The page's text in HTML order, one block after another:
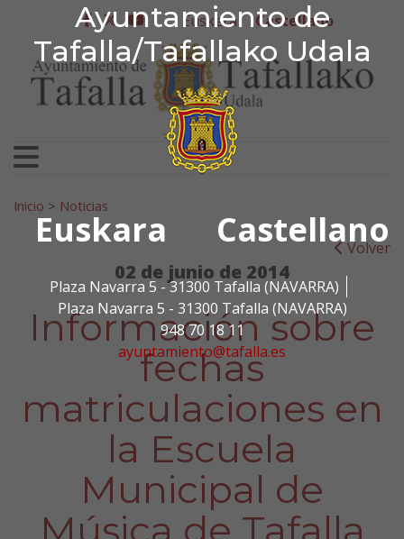
Ayuntamiento de
Tafalla/Tafallako Udala
Euskara Castellano
Plaza Navarra 5 - 31300 Tafalla (NAVARRA)
Plaza Navarra 5 - 31300 Tafalla (NAVARRA)
948 70 18 11
ayuntamiento@tafalla.es
Ir al contenido
Ayuntamiento de
facebook
twitter
youtube
Euskera Castellano
Search for:
Inicio > Noticias
Volver
02 de junio de 2014
Información sobre
fechas
matriculaciones en
la Escuela
Municipal de